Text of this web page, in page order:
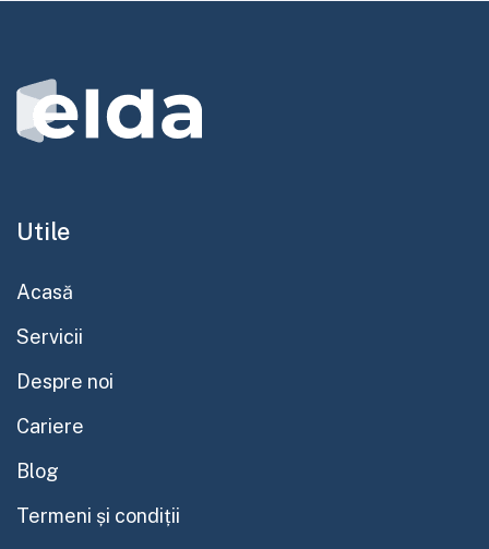
Utile
Acasă
Servicii
Despre noi
Cariere
Blog
Termeni și condiții